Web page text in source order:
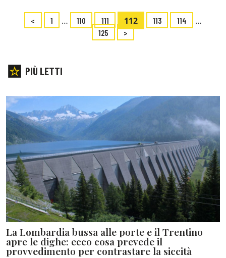
< 1 … 110 111 112 113 114 …
125 >
PIÙ LETTI
La Lombardia bussa alle porte e il Trentino
apre le dighe: ecco cosa prevede il
provvedimento per contrastare la siccità